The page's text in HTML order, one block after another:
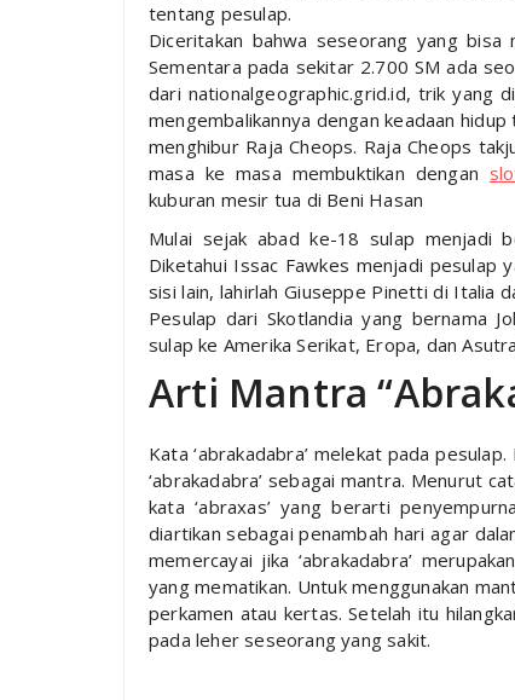
tentang pesulap.
Diceritakan bahwa seseorang yang bisa
Sementara pada sekitar 2.700 SM ada
dari nationalgeographic.grid.id, trik yang
mengembalikannya dengan keadaan
menghibur Raja Cheops. Raja Cheops
masa ke masa membuktikan dengan
kuburan mesir tua di Beni Hasan
Mulai sejak abad ke-18 sulap menjadi
Diketahui Issac Fawkes menjadi pesulap
sisi lain, lahirlah Giuseppe Pinetti di Italia
Pesulap dari Skotlandia yang bernama
sulap ke Amerika Serikat, Eropa, dan
Arti Mantra
Kata ‘abrakadabra’ melekat pada
‘abrakadabra’ sebagai mantra. Menurut
kata ‘abraxas’ yang berarti
diartikan sebagai penambah hari agar
memercayai jika ‘abrakadabra’
yang mematikan. Untuk menggunakan
perkamen atau kertas. Setelah itu
pada leher seseorang yang sakit.